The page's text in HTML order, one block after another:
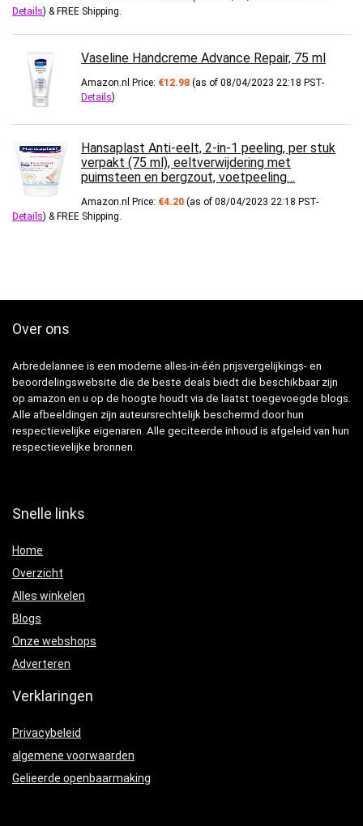
Details) & FREE Shipping.
Vaseline Handcreme Advance Repair, 75 ml
Amazon.nl Price: €12.98 (as of 08/04/2023 22:18 PST-
Details)
Hansaplast Anti-eelt, 2-in-1 peeling, per stuk
verpakt (75 ml), eeltverwijdering met
puimsteen en bergzout, voetpeeling…
Amazon.nl Price: €4.20 (as of 08/04/2023 22:18 PST-
Details) & FREE Shipping.
Over ons
Arbredelannee is een moderne alles-in-één prijsvergelijkings- en
beoordelingswebsite die de beste deals biedt die beschikbaar zijn
op amazon en u op de hoogte houdt via de laatst toegevoegde blogs.
Alle afbeeldingen zijn auteursrechtelijk beschermd door hun
respectievelijke eigenaren. Alle geciteerde inhoud is afgeleid van hun
respectievelijke bronnen.
Snelle links
Home
Overzicht
Alles winkelen
Blogs
Onze webshops
Adverteren
Verklaringen
Privacybeleid
algemene voorwaarden
Gelieerde openbaarmaking